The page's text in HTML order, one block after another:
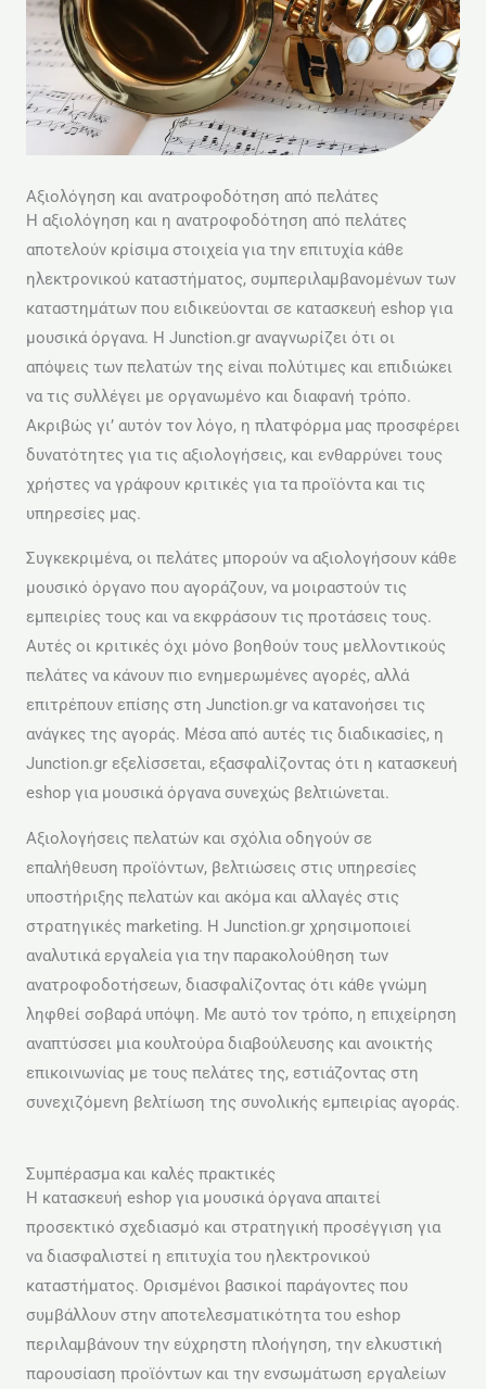
Αξιολόγηση και ανατροφοδότηση από πελάτες
Η αξιολόγηση και η ανατροφοδότηση από πελάτες
αποτελούν κρίσιμα στοιχεία για την επιτυχία κάθε
ηλεκτρονικού καταστήματος, συμπεριλαμβανομένων των
καταστημάτων που ειδικεύονται σε κατασκευή eshop για
μουσικά όργανα. Η Junction.gr αναγνωρίζει ότι οι
απόψεις των πελατών της είναι πολύτιμες και επιδιώκει
να τις συλλέγει με οργανωμένο και διαφανή τρόπο.
Ακριβώς γι’ αυτόν τον λόγο, η πλατφόρμα μας προσφέρει
δυνατότητες για τις αξιολογήσεις, και ενθαρρύνει τους
χρήστες να γράφουν κριτικές για τα προϊόντα και τις
υπηρεσίες μας.
Συγκεκριμένα, οι πελάτες μπορούν να αξιολογήσουν κάθε
μουσικό όργανο που αγοράζουν, να μοιραστούν τις
εμπειρίες τους και να εκφράσουν τις προτάσεις τους.
Αυτές οι κριτικές όχι μόνο βοηθούν τους μελλοντικούς
πελάτες να κάνουν πιο ενημερωμένες αγορές, αλλά
επιτρέπουν επίσης στη Junction.gr να κατανοήσει τις
ανάγκες της αγοράς. Μέσα από αυτές τις διαδικασίες, η
Junction.gr εξελίσσεται, εξασφαλίζοντας ότι η κατασκευή
eshop για μουσικά όργανα συνεχώς βελτιώνεται.
Αξιολογήσεις πελατών και σχόλια οδηγούν σε
επαλήθευση προϊόντων, βελτιώσεις στις υπηρεσίες
υποστήριξης πελατών και ακόμα και αλλαγές στις
στρατηγικές marketing. Η Junction.gr χρησιμοποιεί
αναλυτικά εργαλεία για την παρακολούθηση των
ανατροφοδοτήσεων, διασφαλίζοντας ότι κάθε γνώμη
ληφθεί σοβαρά υπόψη. Με αυτό τον τρόπο, η επιχείρηση
αναπτύσσει μια κουλτούρα διαβούλευσης και ανοικτής
επικοινωνίας με τους πελάτες της, εστιάζοντας στη
συνεχιζόμενη βελτίωση της συνολικής εμπειρίας αγοράς.
Συμπέρασμα και καλές πρακτικές
Η κατασκευή eshop για μουσικά όργανα απαιτεί
προσεκτικό σχεδιασμό και στρατηγική προσέγγιση για
να διασφαλιστεί η επιτυχία του ηλεκτρονικού
καταστήματος. Ορισμένοι βασικοί παράγοντες που
συμβάλλουν στην αποτελεσματικότητα του eshop
περιλαμβάνουν την εύχρηστη πλοήγηση, την ελκυστική
παρουσίαση προϊόντων και την ενσωμάτωση εργαλείων